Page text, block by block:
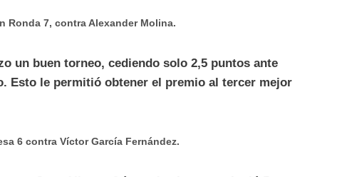
Ronda 7, contra Alexander Molina.
un buen torneo, cediendo solo 2,5 puntos ante
Esto le permitió obtener el premio al tercer mejor
6 contra Víctor García Fernández.